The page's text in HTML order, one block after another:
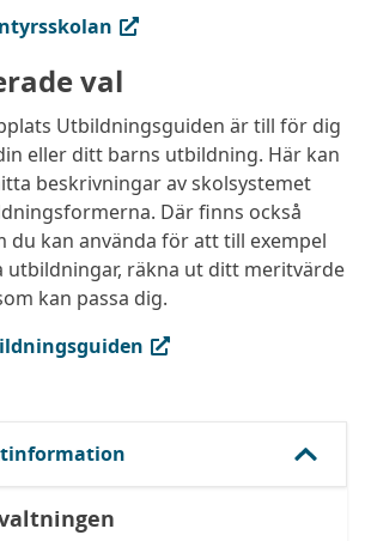
i ny flik)
val
Utbildningsguiden är till för dig
eller ditt barns utbildning. Här kan
beskrivningar av skolsystemet
Där finns också
du kan använda för att till exempel
utbildningar, räkna ut ditt meritvärde
kan passa dig.
i ny flik)